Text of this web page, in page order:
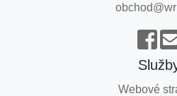
Webové